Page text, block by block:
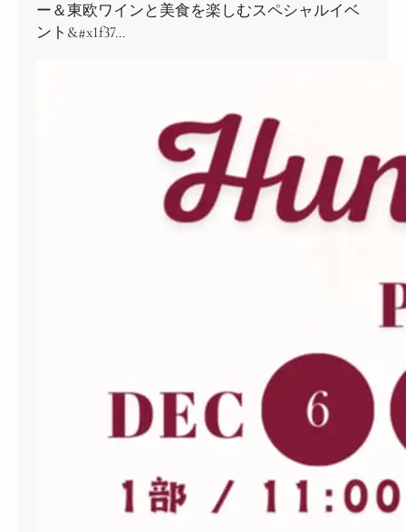
ー＆東欧ワインと美食を楽しむスペシャルイベ
ント&#x1f37…